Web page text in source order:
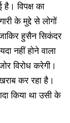
विपक्ष का
के मुद्दे से लोगों
हुसैन सिकंदर
नहीं होने वाला
विरोध करेगी।
कर रहा है।
किया था उसी के